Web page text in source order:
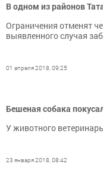
В одном из районов
Ограничения отменят
выявленного случая
01 апреля 2018, 09:25
Бешеная собака
У животного
23 января 2018, 08:42